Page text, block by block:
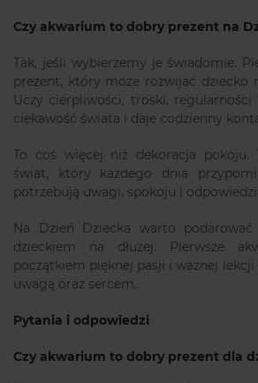
Czy akwarium to dobry prezent na
Tak, jeśli wybierzemy je świadomie.
prezent, który może rozwijać dziecko
Uczy cierpliwości, troski, regularności
ciekawość świata i daje codzienny
To coś więcej niż dekoracja pokoju.
świat, który każdego dnia
potrzebują uwagi, spokoju i
Na Dzień Dziecka warto
dzieckiem na dłużej. Pierwsze
początkiem pięknej pasji i ważnej lekcji
uwagą oraz sercem.
Pytania i odpowiedzi
Czy akwarium to dobry prezent dla